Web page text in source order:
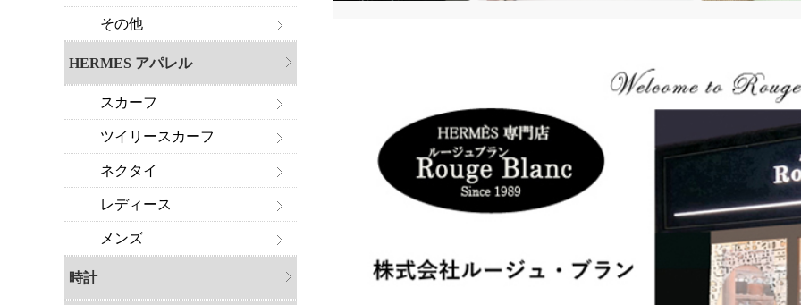
その他
HERMES アパレル
スカーフ
ツイリースカーフ
ネクタイ
レディース
メンズ
時計